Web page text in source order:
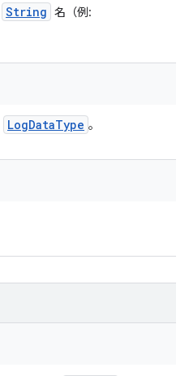
String 名（例:
LogDataType 。